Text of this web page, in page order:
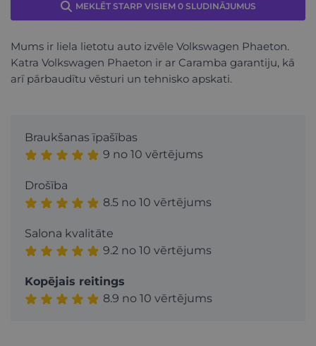
MEKLĒT STARP VISIEM 0 SLUDINĀJUMUS
Mums ir liela lietotu auto izvēle Volkswagen Phaeton.
Katra Volkswagen Phaeton ir ar Caramba garantiju, kā
arī pārbaudītu vēsturi un tehnisko apskati.
Braukšanas īpašības
9 no 10 vērtējums
Drošība
8.5 no 10 vērtējums
Salona kvalitāte
9.2 no 10 vērtējums
Kopējais reitings
8.9 no 10 vērtējums